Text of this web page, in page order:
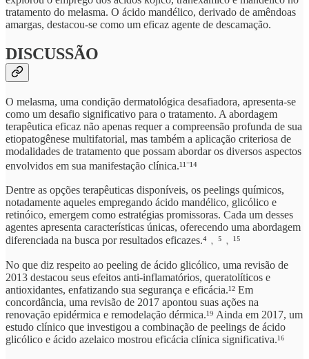
tratamento do melasma. O ácido mandélico, derivado de amêndoas
amargas, destacou-se como um eficaz agente de descamação.
DISCUSSÃO
O melasma, uma condição dermatológica desafiadora, apresenta-se
como um desafio significativo para o tratamento. A abordagem
terapêutica eficaz não apenas requer a compreensão profunda de sua
etiopatogênese multifatorial, mas também a aplicação criteriosa de
modalidades de tratamento que possam abordar os diversos aspectos
envolvidos em sua manifestação clínica.¹¹⁻¹⁴
Dentre as opções terapêuticas disponíveis, os peelings químicos,
notadamente aqueles empregando ácido mandélico, glicólico e
retinóico, emergem como estratégias promissoras. Cada um desses
agentes apresenta características únicas, oferecendo uma abordagem
diferenciada na busca por resultados eficazes.⁴﹐⁵﹐¹⁵
No que diz respeito ao peeling de ácido glicólico, uma revisão de
2013 destacou seus efeitos anti-inflamatórios, queratolíticos e
antioxidantes, enfatizando sua segurança e eficácia.¹² Em
concordância, uma revisão de 2017 apontou suas ações na
renovação epidérmica e remodelação dérmica.¹⁹ Ainda em 2017, um
estudo clínico que investigou a combinação de peelings de ácido
glicólico e ácido azelaico mostrou eficácia clínica significativa.¹⁶